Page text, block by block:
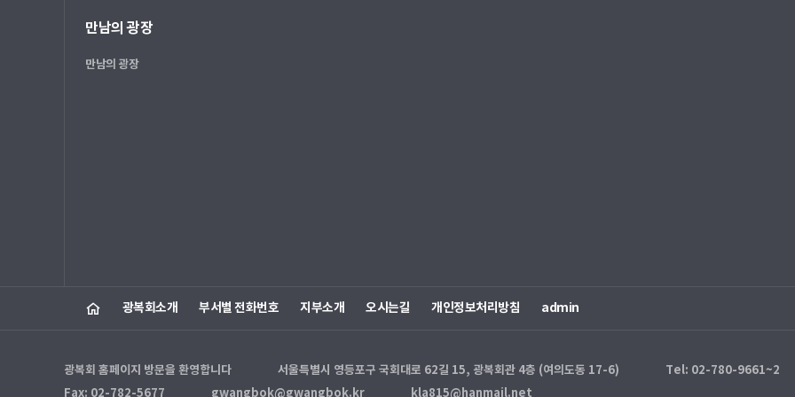
만남의 광장
만남의 광장
광복회소개 부서별 전화번호 지부소개 오시는길 개인정보처리방침 admin
광복회 홈페이지 방문을 환영합니다 서울특별시 영등포구 국회대로 62길 15, 광복회관 4층 (여의도동 17-6)
Tel: 02-780-9661~2
Fax: 02-782-5677
gwangbok@gwangbok.kr kla815@hanmail.net